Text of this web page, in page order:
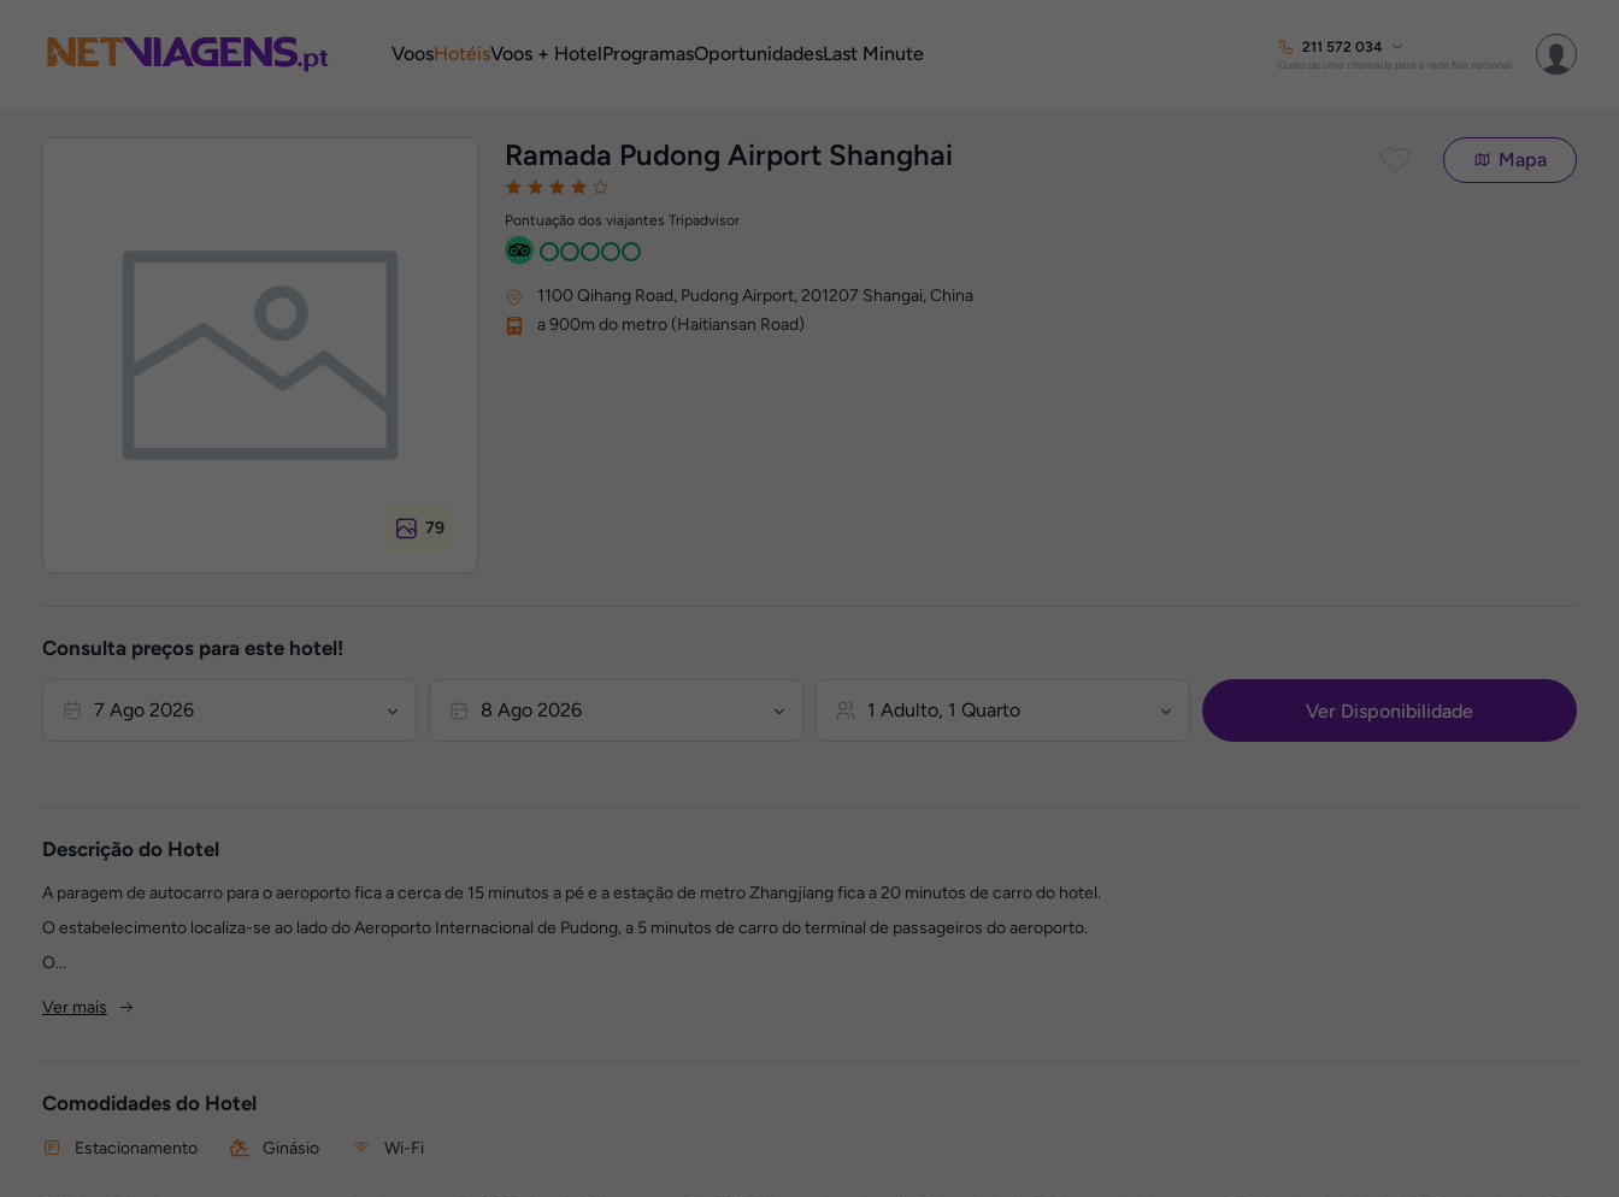
VoosHotéisVoos + HotelProgramasOportunidadesLast Minute 211 572 034
Custo de uma chamada para a rede fixa nacional
79
Ramada Pudong Airport Shanghai
Pontuação dos viajantes Tripadvisor
Mapa
1100 Qihang Road, Pudong Airport, 201207 Shangai, China
a 900m do metro (Haitiansan Road)
Consulta preços para este hotel!
Ver Disponibilidade
Descrição do Hotel
A paragem de autocarro para o aeroporto fica a cerca de 15 minutos a pé e a estação de metro Zhangjiang fica a 20 minutos de carro do hotel.
O estabelecimento localiza-se ao lado do Aeroporto Internacional de Pudong, a 5 minutos de carro do terminal de passageiros do aeroporto.
O...
Ver mais
Comodidades do Hotel
Estacionamento Ginásio Wi-Fi